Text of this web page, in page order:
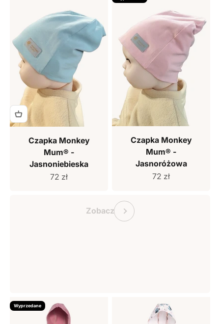
Czapka Monkey
Mum® -
Jasnoniebieska
Cena sprzedaży
72 zł
Czapka Monkey
Mum® -
Jasnoróżowa
Cena sprzedaży
72 zł
ZobaczPoprzedni
Wyprzedane